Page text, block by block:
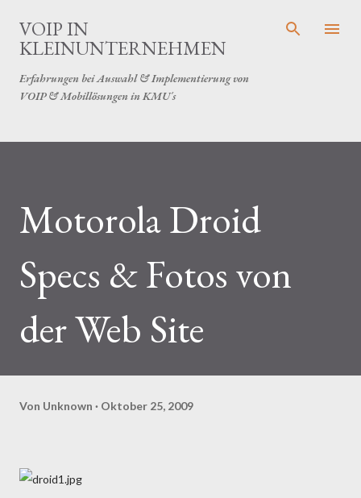
VOIP IN
KLEINUNTERNEHMEN
Erfahrungen bei Auswahl & Implementierung von
VOIP & Mobillösungen in KMU´s
Motorola Droid
Specs & Fotos von
der Web Site
Von Unknown Oktober 25, 2009